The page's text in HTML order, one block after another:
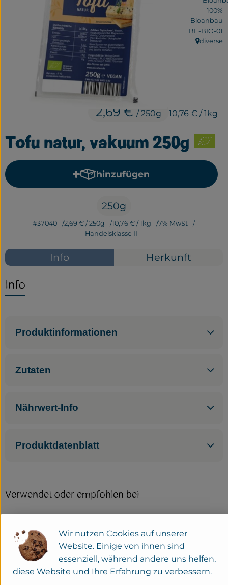
Frisches
Bäckerei
Haltbares
Getränke
Großverpackung
Geplante Kisten
Erleben
Service
Tofu natur, vakuum 250g
2,69 € / 250g 10,76 € / 1kg
100%
Bioanbau
,BE-BIO-01
,
diverse
hinzufügen
Produkt zum Warenkorb
250g
#37040 2,69 €/ 250g 10,76 €/ 1kg
7% MwSt
Handelsklasse II
Info Herkunft
Info
Produktinformationen
Zutaten
Nährwert-Info
Produktdatenblatt
Verwendet oder empfohlen bei
Tofu-Gemüsepfanne m. Basmatireis
Wir nutzen Cookies auf unserer
Website. Einige von ihnen sind
essenziell, während andere uns helfen,
diese Website und Ihre Erfahrung zu verbessern.